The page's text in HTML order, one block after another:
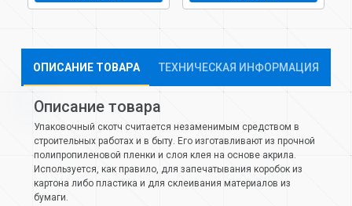
ОПИСАНИЕ ТОВАРА ТЕХНИЧЕСКАЯ ИНФОРМАЦИЯ
Описание товара
Упаковочный скотч считается незаменимым средством в
строительных работах и в быту. Его изготавливают из прочной
полипропиленовой пленки и слоя клея на основе акрила.
Используется, как правило, для запечатывания коробок из
картона либо пластика и для склеивания материалов из
бумаги.